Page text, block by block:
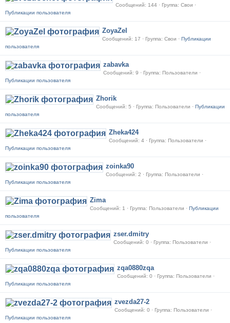
Сообщений: 144 · Группа: Свои ·
Публикации пользователя
ZoyaZel
Сообщений: 17 · Группа: Свои · Публикации
пользователя
zabavka
Сообщений: 9 · Группа: Пользователи ·
Публикации пользователя
Zhorik
Сообщений: 5 · Группа: Пользователи · Публикации
пользователя
Zheka424
Сообщений: 4 · Группа: Пользователи ·
Публикации пользователя
zoinka90
Сообщений: 2 · Группа: Пользователи ·
Публикации пользователя
Zima
Сообщений: 1 · Группа: Пользователи · Публикации
пользователя
zser.dmitry
Сообщений: 0 · Группа: Пользователи ·
Публикации пользователя
zqa0880zqa
Сообщений: 0 · Группа: Пользователи ·
Публикации пользователя
zvezda27-2
Сообщений: 0 · Группа: Пользователи ·
Публикации пользователя